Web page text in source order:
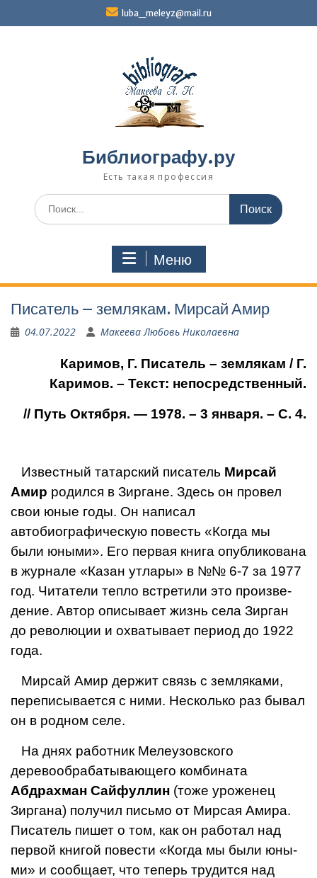
luba_meleyz@mail.ru
Библиографу.ру
Есть такая профессия
Поиск
по:
Меню
Писатель – землякам. Мирсай Амир
04.07.2022 Макеева Любовь Николаевна
Каримов, Г. Писатель – землякам / Г.
Каримов. – Текст: непосредственный.
// Путь Октября. — 1978. – 3 января. – С. 4.
Известный татарский пи­сатель Мирсай
Амир родился в Зиргане. Здесь он про­вел
свои юные годы. Он на­писал
автобиографическую повесть «Когда мы
были юными». Его первая книга опубликована
в журнале «Казан утлары» в №№ 6-7 за 1977
год. Читатели теп­ло встретили это произве­
дение. Автор описывает жизнь села Зирган
до рево­люции и охватывает период до 1922
года.
Мирсай Амир держит связь с земляками,
переписывается с ними. Несколь­ко раз бывал
он в родном селе.
На днях работник Мелеузовского
деревообрабатывающего комбината
Абдрахман Сайфуллин (тоже уроженец
Зиргана) получил письмо от Мирсая Амира.
Писатель пишет о том, как он рабо­тал над
первой книгой по­вести «Когда мы были юны­
ми» и сообщает, что теперь трудится над